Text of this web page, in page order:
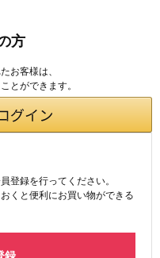
方
お客様は、
とができます。
登録を行ってください。
くと便利にお買い物ができる